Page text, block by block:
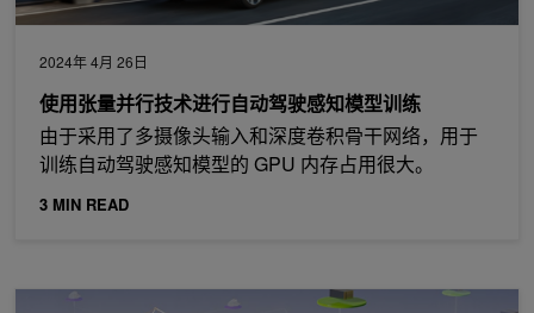
2024年 4月 26日
使用张量并行技术进行自动驾驶感知模型训练
由于采用了多摄像头输入和深度卷积骨干网络，用于
训练自动驾驶感知模型的 GPU 内存占用很大。
3 MIN READ
借助 Union.ai 和 NVIDIA DGX 云实现 AI 工作流程的大众化